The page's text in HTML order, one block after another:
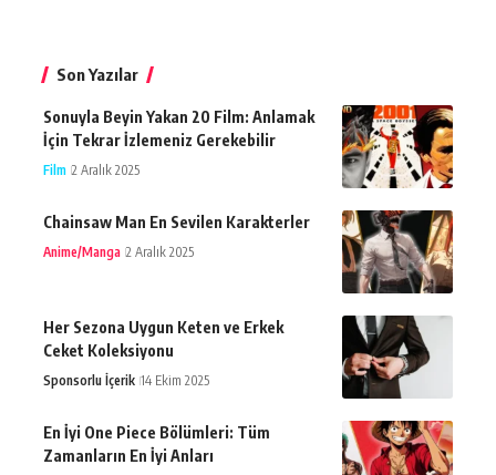
Son Yazılar
Sonuyla Beyin Yakan 20 Film: Anlamak
İçin Tekrar İzlemeniz Gerekebilir
Film 2 Aralık 2025
Chainsaw Man En Sevilen Karakterler
Anime/Manga 2 Aralık 2025
Her Sezona Uygun Keten ve Erkek
Ceket Koleksiyonu
Sponsorlu İçerik 14 Ekim 2025
En İyi One Piece Bölümleri: Tüm
Zamanların En İyi Anları